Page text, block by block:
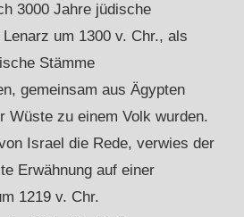
3000 Jahre jüdische
um 1300 v. Chr., als
Stämme
gemeinsam aus Ägypten
Wüste zu einem Volk wurden.
Israel die Rede, verwies der
Erwähnung auf einer
1219 v. Chr.